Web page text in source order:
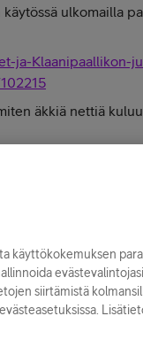
ulkomailla
ja-Klaanipaallikon-
äkkiä nettiä
käyttökokemuksen
siirtämistä